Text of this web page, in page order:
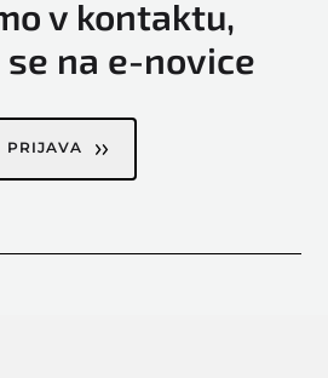
v kontaktu,
na e-novice
PRIJAVA